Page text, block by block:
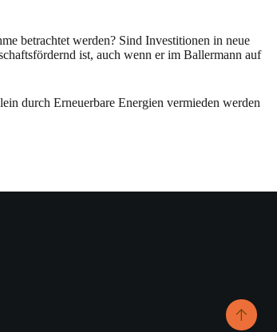
betrachtet werden? Sind Investitionen in neue
ist, auch wenn er im Ballermann auf
durch Erneuerbare Energien vermieden werden